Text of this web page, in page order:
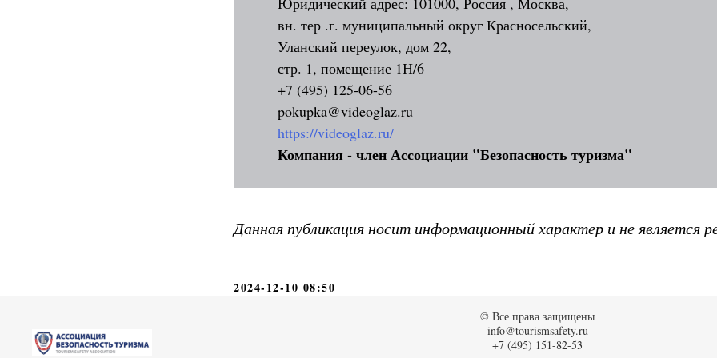
вн. тер .г. муниципальный округ Красносельский,
Уланский переулок, дом 22,
стр. 1, помещение 1Н/6
+7 (495) 125-06-56
pokupka@videoglaz.ru
https://videoglaz.ru/
Компания - член Ассоциации "Безопасность туризма"
Данная публикация носит информационный характер и не является
2024-12-10 08:50
© Все права защищены
info@tourismsafety.ru
+7 (495) 151-82-53